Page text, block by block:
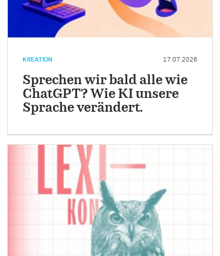
KREATION 17.07.2026
Sprechen wir bald alle wie
ChatGPT? Wie KI unsere
Sprache verändert.